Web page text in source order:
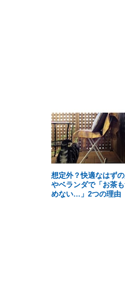
想定外？快適なはず
やベランダで「お茶
めない…」2つの理由